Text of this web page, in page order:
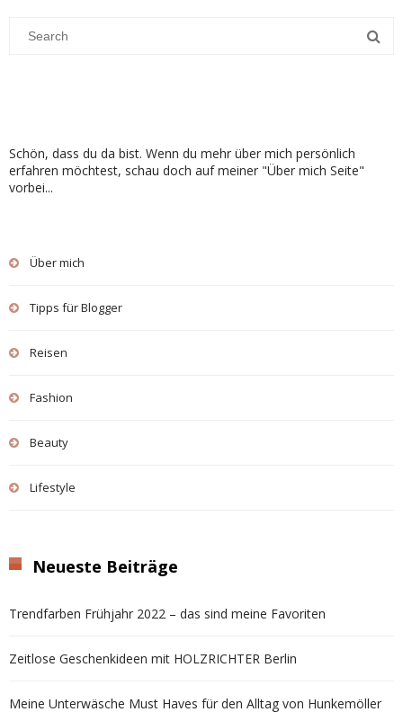
Schön, dass du da bist. Wenn du mehr über mich persönlich
erfahren möchtest, schau doch auf meiner "Über mich Seite"
vorbei...
Über mich
Tipps für Blogger
Reisen
Fashion
Beauty
Lifestyle
Neueste Beiträge
Trendfarben Frühjahr 2022 – das sind meine Favoriten
Zeitlose Geschenkideen mit HOLZRICHTER Berlin
Meine Unterwäsche Must Haves für den Alltag von Hunkemöller